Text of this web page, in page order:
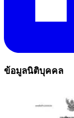
ข้อมูลนิติบุคคล